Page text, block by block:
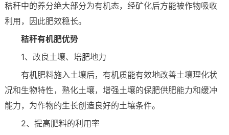
秸秆中的养分绝大部分为有机态，经矿化后方能被作物吸收
利用，因此肥效稳长。
秸秆有机肥优势
1、改良土壤、培肥地力
有机肥料施入土壤后，有机质能有效地改善土壤理化状
况和生物特性，熟化土壤，增强土壤的保肥供肥能力和缓冲
能力，为作物的生长创造良好的土壤条件。
2、提高肥料的利用率